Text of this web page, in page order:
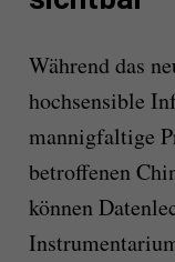
Während das
hochsensible
mannigfaltige
betroffenen
können